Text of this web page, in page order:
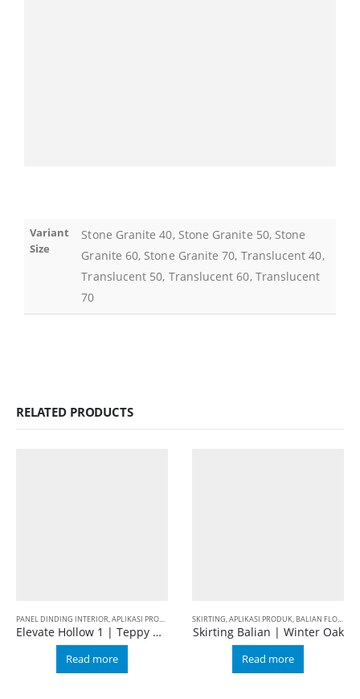
Variant
Size
Stone Granite 40, Stone Granite 50, Stone
Granite 60, Stone Granite 70, Translucent 40,
Translucent 50, Translucent 60, Translucent
70
RELATED PRODUCTS
PANEL DINDING INTERIOR,APLIKASI PRODUK BALIAN WALL PANEL,ELEVATE,HOLLOW 1
Elevate Hollow 1 | Teppy Acacia
Read more
SKIRTING,APLIKASI PRODUK, BALIAN FLOORING
Skirting Balian | Winter Oak
Read more